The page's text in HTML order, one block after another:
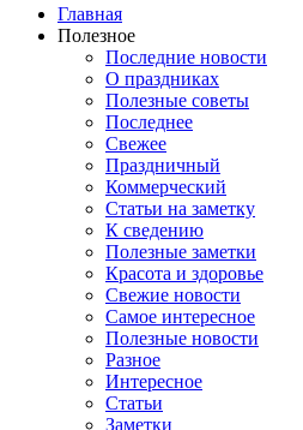
Главная
Полезное
Последние новости
О праздниках
Полезные советы
Последнее
Свежее
Праздничный
Коммерческий
Статьи на заметку
К сведению
Полезные заметки
Красота и здоровье
Свежие новости
Самое интересное
Полезные новости
Разное
Интересное
Статьи
Заметки